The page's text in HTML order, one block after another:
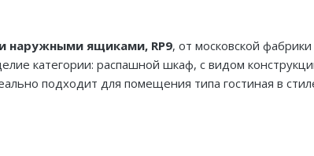
наружными ящиками, RP9, от московской
категории: распашной шкаф, с видом
подходит для помещения типа гостиная в